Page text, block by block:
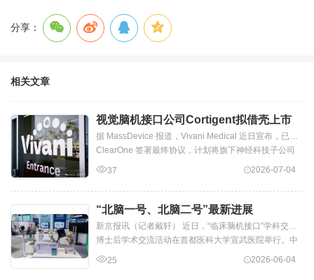
分享：
相关文章
视觉脑机接口公司Cortigent拟借壳上市
据 MassDevice 报道，Vivani Medical 近日宣布，已与
ClearOne 签署最终协议，计划将旗下神经科技子公司
Cortigent 出售给 ClearO...
37 2026-07-04
“北脑一号、北脑二号”最新进展
新京报讯（记者戴轩） 近日，“临床脑机接口”学科交叉
博士后学术交流活动在首都医科大学宣武医院举行。中
国科学院院士赵继宗介绍了北京模...
25 2026-06-04